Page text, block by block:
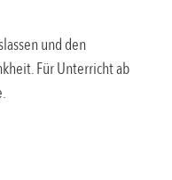
und den
Für Unterricht ab